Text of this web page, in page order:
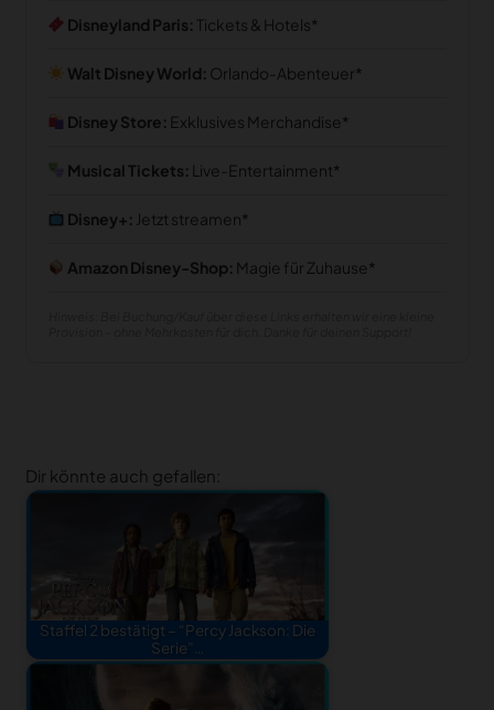
Disneyland Paris: Tickets & Hotels
Walt Disney World: Orlando-Abenteuer
Disney Store: Exklusives Merchandise
Musical Tickets: Live-Entertainment
Disney+: Jetzt streamen
Amazon Disney-Shop: Magie für Zuhause
Dir könnte auch gefallen:
Staffel 2 bestätigt – “Percy Jackson: Die
Serie”…